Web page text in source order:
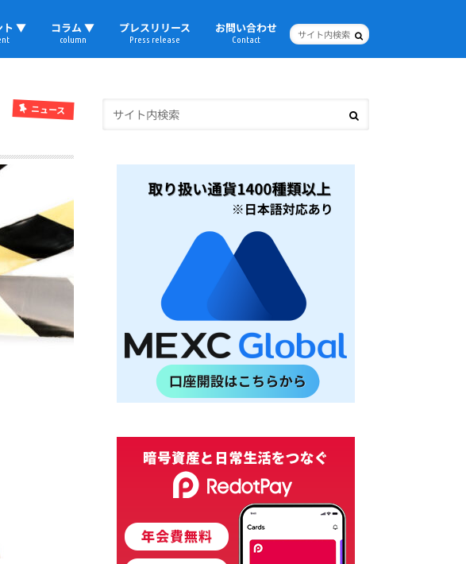
ト ▼ コラム ▼
column
プレスリリース
Press release
お問い合わせ
Contact
ニュース